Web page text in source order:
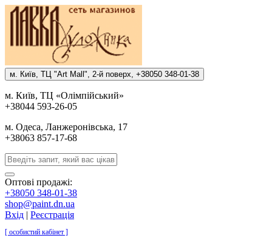
м. Киïв, ТЦ "Art Mall", 2-й поверх, +38050 348-01-38
м. Киïв, ТЦ «Олiмпiйський»
+38044 593-26-05
м. Одеса, Ланжеронiвська, 17
+38063 857-17-68
Оптові продажі:
+38050 348-01-38
shop@paint.dn.ua
Вхід | Реєстрація
[ особистий кабінет ]